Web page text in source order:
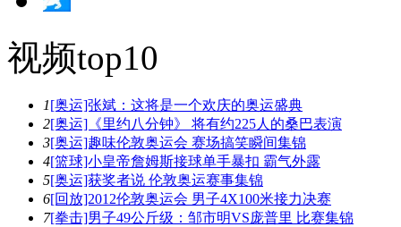
视频top10
1[奥运]张斌：这将是一个欢庆的奥运盛典
2[奥运]《里约八分钟》 将有约225人的桑巴表演
3[奥运]趣味伦敦奥运会 赛场搞笑瞬间集锦
4[篮球]小皇帝詹姆斯接球单手暴扣 霸气外露
5[奥运]获奖者说 伦敦奥运赛事集锦
6[回放]2012伦敦奥运会 男子4X100米接力决赛
7[拳击]男子49公斤级：邹市明VS庞普里 比赛集锦